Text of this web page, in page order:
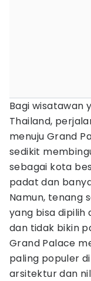
Bagi wisatawan
Thailand,
menuju Grand
sedikit
sebagai kota
padat dan
Namun, tenang
yang bisa
dan tidak bikin
Grand Palace
paling populer
arsitektur dan